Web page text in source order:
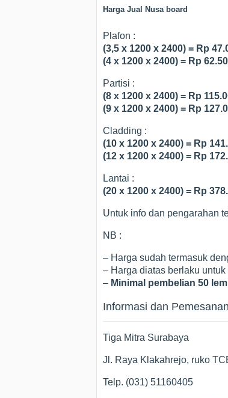
Harga Jual Nusa board
Plafon :
(3,5 x 1200 x 2400) = Rp
(4 x 1200 x 2400) = Rp
Partisi :
(8 x 1200 x 2400) = Rp
(9 x 1200 x 2400) = Rp
Cladding :
(10 x 1200 x 2400) = Rp
(12 x 1200 x 2400) = Rp
Lantai :
(20 x 1200 x 2400) = Rp
Untuk info dan pengarahan
NB :
– Harga sudah termasuk
– Harga diatas berlaku untuk
– Minimal pembelian 50
Informasi dan
Tiga Mitra Surabaya
Jl. Raya Klakahrejo, ruko
Telp. (031) 51160405